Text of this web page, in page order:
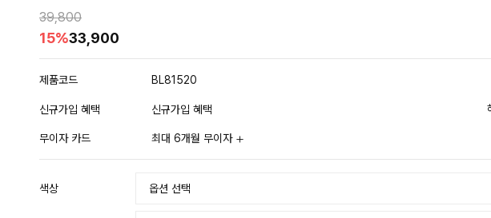
39,800
15%33,900
제품코드 BL81520
신규가입 혜택 신규가입 혜택
무이자 카드 최대 6개월 무이자
색상